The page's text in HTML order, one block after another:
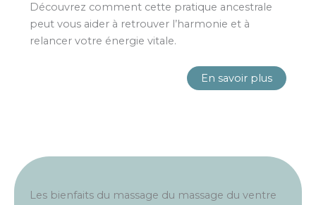
Découvrez comment cette pratique ancestrale
peut vous aider à retrouver l’harmonie et à
relancer votre énergie vitale.
En savoir plus
Les bienfaits du massage du massage du ventre